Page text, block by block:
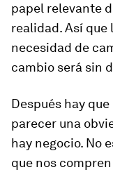
papel relevante
realidad. Así que
necesidad de
cambio será sin
Después hay
parecer una
hay negocio. No
que nos